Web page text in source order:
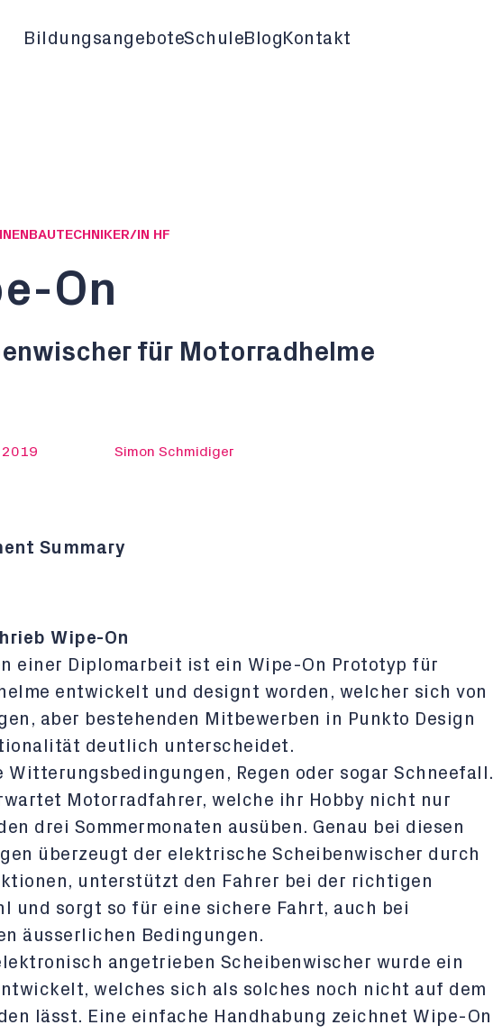
BildungsangeboteSchule Blog Kontakt
IN HF
On
für Motorradhelme
2019 Simon Schmidiger
Summary
Wipe-On
einer Diplomarbeit ist ein Wipe-On Prototyp für
entwickelt und designt worden, welcher sich von
aber bestehenden Mitbewerben in Punkto Design
deutlich unterscheidet.
Witterungsbedingungen, Regen oder sogar Schneefall.
Motorradfahrer, welche ihr Hobby nicht nur
drei Sommermonaten ausüben. Genau bei diesen
überzeugt der elektrische Scheibenwischer durch
unterstützt den Fahrer bei der richtigen
und sorgt so für eine sichere Fahrt, auch bei
äusserlichen Bedingungen.
angetrieben Scheibenwischer wurde ein
welches sich als solches noch nicht auf dem
lässt. Eine einfache Handhabung zeichnet Wipe-On